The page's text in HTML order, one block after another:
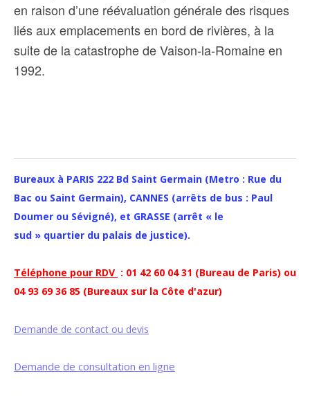
en raison d’une réévaluation générale des risques
liés aux emplacements en bord de rivières, à la
suite de la catastrophe de Vaison-la-Romaine en
1992.
Bureaux à PARIS 222 Bd Saint Germain (Metro : Rue du
Bac ou Saint Germain), CANNES (arrêts de bus : Paul
Doumer ou Sévigné), et GRASSE (arrêt « le
sud » quartier du palais de justice).
Téléphone pour RDV : 01 42 60 04 31 (Bureau de Paris) ou
04 93 69 36 85 (Bureaux sur la Côte d'azur)
Demande de contact ou devis
Demande de consultation en ligne